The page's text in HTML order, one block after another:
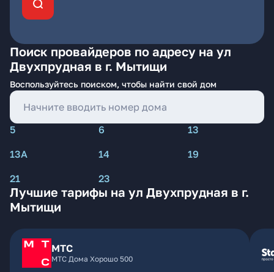
Поиск провайдеров по адресу на ул
Двухпрудная в г. Мытищи
Воспользуйтесь поиском, чтобы найти свой дом
5 6
13
13А
14
19
21
23
Лучшие тарифы на ул Двухпрудная в г.
Мытищи
МТС
МТС Дома Хорошо 500